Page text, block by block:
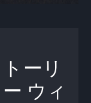
ーリ
ウィ